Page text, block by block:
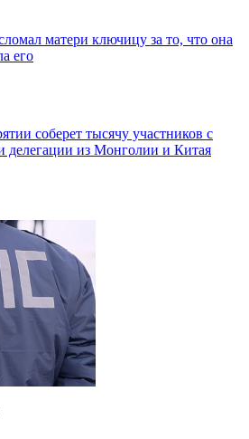
матери ключицу за то, что она
его
соберет тысячу участников с
делегации из Монголии и Китая